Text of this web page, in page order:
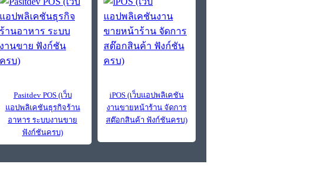
Pasitdev POS (เว็บ
แอปพลิเคชันธุรกิจร้าน
อาหาร ระบบงานขาย
ฟังก์ชันครบ)
iPOS (เว็บแอปพลิเคชัน
งานขายหน้าร้าน จัดการ
สต๊อกสินค้า ฟังก์ชันครบ)